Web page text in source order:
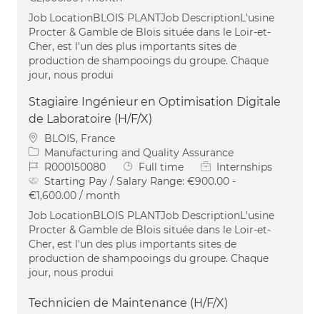
Job LocationBLOIS PLANTJob DescriptionL'usine
Procter & Gamble de Blois située dans le Loir-et-
Cher, est l'un des plus importants sites de
production de shampooings du groupe. Chaque
jour, nous produi
Stagiaire Ingénieur en Optimisation Digitale
de Laboratoire (H/F/X)
Location
BLOIS, France
Category
Manufacturing and Quality Assurance
Job IdR000150080 Job Type
Full time
Internships
Starting Pay / Salary Range: €900.00 -
€1,600.00 / month
Job LocationBLOIS PLANTJob DescriptionL'usine
Procter & Gamble de Blois située dans le Loir-et-
Cher, est l'un des plus importants sites de
production de shampooings du groupe. Chaque
jour, nous produi
Technicien de Maintenance (H/F/X)